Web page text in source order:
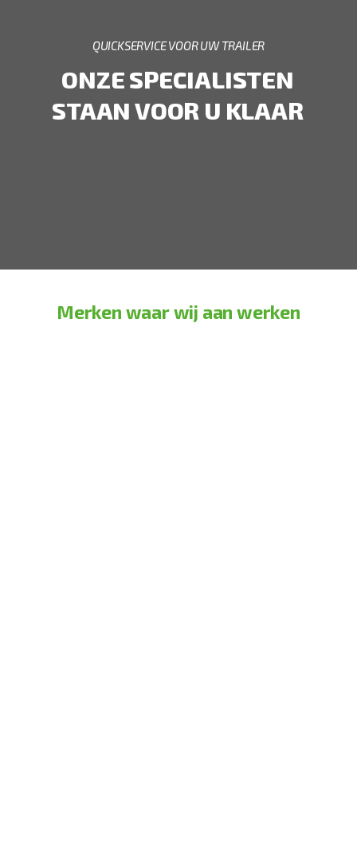
QUICKSERVICE VOOR UW TRAILER
ONZE SPECIALISTEN
STAAN VOOR U KLAAR
Merken waar wij aan werken